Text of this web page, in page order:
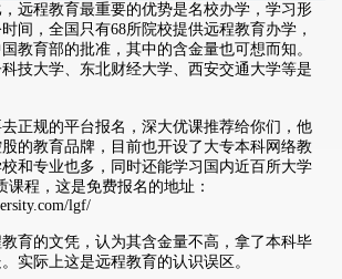
远程教育最重要的优势是名校办学，学习形
间，全国只有68所院校提供远程教育办学，
教育部的批准，其中的含金量也可想而知。
技大学、东北财经大学、西安交通大学等是
正规的平台报名，深大优课推荐给你们，他
的教育品牌，目前也开设了大专本科网络教
和专业也多，同时还能学习国内近百所大学
课程，这是免费报名的地址：
lgf/
育的文凭，认为其含金量不高，拿了本科毕
实际上这是远程教育的认识误区。